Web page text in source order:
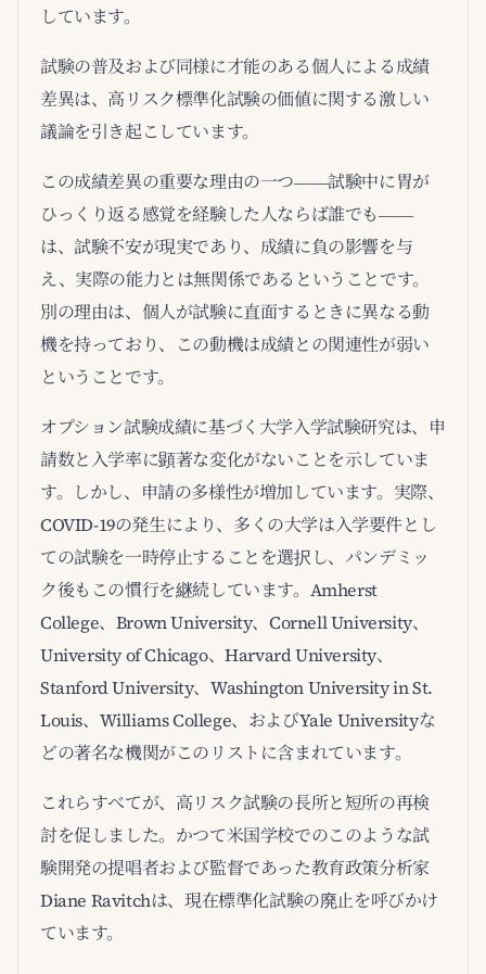
しています。
試験の普及および同様に才能のある個人による成績
差異は、高リスク標準化試験の価値に関する激しい
議論を引き起こしています。
この成績差異の重要な理由の一つ――試験中に胃が
ひっくり返る感覚を経験した人ならば誰でも――
は、試験不安が現実であり、成績に負の影響を与
え、実際の能力とは無関係であるということです。
別の理由は、個人が試験に直面するときに異なる動
機を持っており、この動機は成績との関連性が弱い
ということです。
オプション試験成績に基づく大学入学試験研究は、申
請数と入学率に顕著な変化がないことを示していま
す。しかし、申請の多様性が増加しています。実際、
COVID-19の発生により、多くの大学は入学要件とし
ての試験を一時停止することを選択し、パンデミッ
ク後もこの慣行を継続しています。Amherst
College、Brown University、Cornell University、
University of Chicago、Harvard University、
Stanford University、Washington University in St.
Louis、Williams College、およびYale Universityな
どの著名な機関がこのリストに含まれています。
これらすべてが、高リスク試験の長所と短所の再検
討を促しました。かつて米国学校でのこのような試
験開発の提唱者および監督であった教育政策分析家
Diane Ravitchは、現在標準化試験の廃止を呼びかけ
ています。